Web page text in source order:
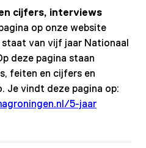
cijfers, interviews
op onze website
van vijf jaar Nationaal
deze pagina staan
feiten en cijfers en
Je vindt deze pagina op:
5-jaar